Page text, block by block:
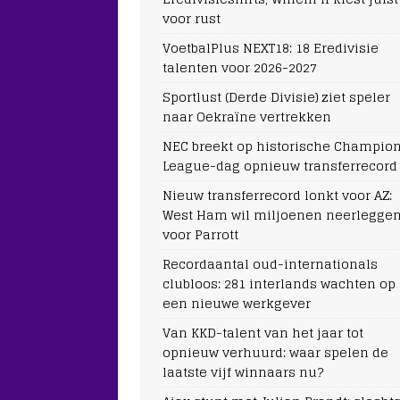
voor rust
VoetbalPlus NEXT18: 18 Eredivisie
talenten voor 2026-2027
Sportlust (Derde Divisie) ziet speler
naar Oekraïne vertrekken
NEC breekt op historische
League-dag opnieuw transferrecord
Nieuw transferrecord lonkt voor AZ:
West Ham wil miljoenen
voor Parrott
Recordaantal oud-internationals
clubloos: 281 interlands wachten op
een nieuwe werkgever
Van KKD-talent van het jaar tot
opnieuw verhuurd: waar spelen de
laatste vijf winnaars nu?